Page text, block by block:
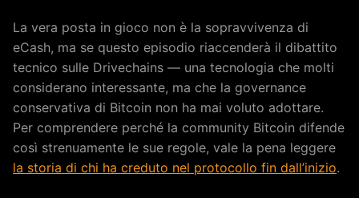
La vera posta in gioco non è la sopravvivenza di
eCash, ma se questo episodio riaccenderà il dibattito
tecnico sulle Drivechains — una tecnologia che molti
considerano interessante, ma che la governance
conservativa di Bitcoin non ha mai voluto adottare.
Per comprendere perché la community Bitcoin difende
così strenuamente le sue regole, vale la pena leggere
la storia di chi ha creduto nel protocollo fin dall’inizio.